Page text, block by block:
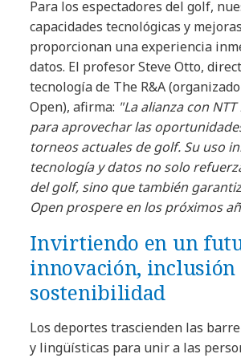
Para los espectadores del golf,
capacidades tecnológicas y
proporcionan una experiencia
datos. El profesor Steve Otto,
tecnología de The R&A
Open), afirma: "La alianza con NTT
para aprovechar las
torneos actuales de golf. Su uso
tecnología y datos no solo
del golf, sino que también
Open prospere en los próximos
Invirtiendo en un
innovación, inclusión
sostenibilidad
Los deportes trascienden las
y lingüísticas para unir a las